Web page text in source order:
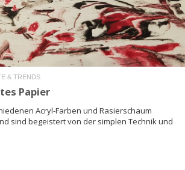
& TRENDS
Papier
Acryl-Farben und Rasierschaum
sind begeistert von der simplen Technik und